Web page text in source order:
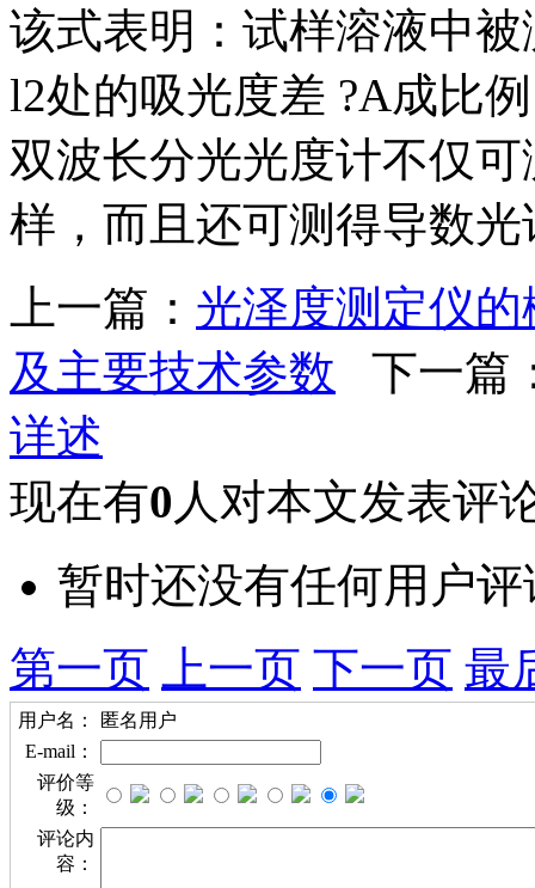
该式表明：试样溶液中
l2处的吸光度差 ?A成比
双波长分光光度计不仅
样，而且还可测得导数光
上一篇： 光泽度测定仪
及主要技术参数 下一篇
详述
现在有0 人对本文发表评
暂时还没有任何用户评
第一页
上一页 下一页 最
用户名：
匿名用户
E-mail：
评价等
级：
评论内
容：